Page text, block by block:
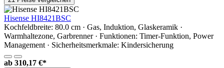
Hisense HI8421BSC
Kochfeldbreite: 80.0 cm · Gas, Induktion, Glaskeramik ·
Warmhaltezone, Garbrenner · Funktionen: Timer-Funktion, Power
Management · Sicherheitsmerkmale: Kindersicherung
ab 310,17 €*